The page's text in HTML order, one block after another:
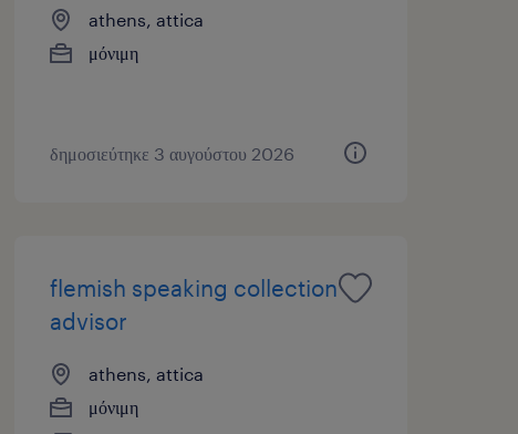
athens, attica
μόνιμη
δημοσιεύτηκε 3 αυγούστου 2026
flemish speaking collection
advisor
athens, attica
μόνιμη